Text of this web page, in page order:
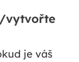
vytvořte
je váš